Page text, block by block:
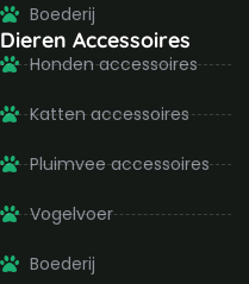
Boederij
Dieren Accessoires
Honden accessoires
Katten accessoires
Pluimvee accessoires
Vogelvoer
Boederij